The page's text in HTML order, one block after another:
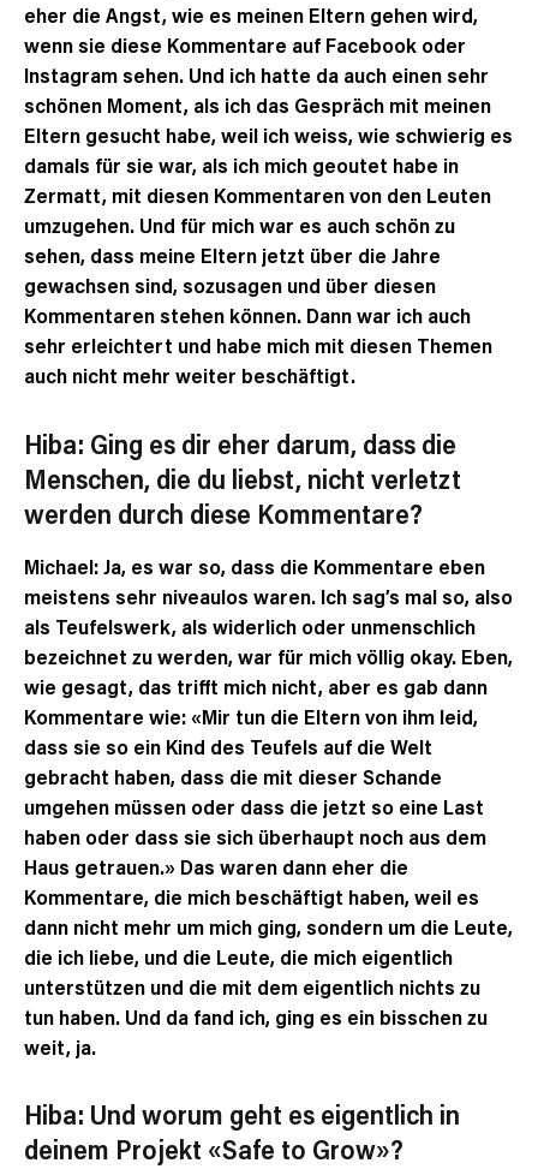
eher die Angst, wie es meinen Eltern gehen wird,
wenn sie diese Kommentare auf Facebook oder
Instagram sehen. Und ich hatte da auch einen sehr
schönen Moment, als ich das Gespräch mit meinen
Eltern gesucht habe, weil ich weiss, wie schwierig es
damals für sie war, als ich mich geoutet habe in
Zermatt, mit diesen Kommentaren von den Leuten
umzugehen. Und für mich war es auch schön zu
sehen, dass meine Eltern jetzt über die Jahre
gewachsen sind, sozusagen und über diesen
Kommentaren stehen können. Dann war ich auch
sehr erleichtert und habe mich mit diesen Themen
auch nicht mehr weiter beschäftigt.
Hiba: Ging es dir eher darum, dass die
Menschen, die du liebst, nicht verletzt
werden durch diese Kommentare?
Michael: Ja, es war so, dass die Kommentare eben
meistens sehr niveaulos waren. Ich sag’s mal so, also
als Teufelswerk, als widerlich oder unmenschlich
bezeichnet zu werden, war für mich völlig okay. Eben,
wie gesagt, das trifft mich nicht, aber es gab dann
Kommentare wie: «Mir tun die Eltern von ihm leid,
dass sie so ein Kind des Teufels auf die Welt
gebracht haben, dass die mit dieser Schande
umgehen müssen oder dass die jetzt so eine Last
haben oder dass sie sich überhaupt noch aus dem
Haus getrauen.» Das waren dann eher die
Kommentare, die mich beschäftigt haben, weil es
dann nicht mehr um mich ging, sondern um die Leute,
die ich liebe, und die Leute, die mich eigentlich
unterstützen und die mit dem eigentlich nichts zu
tun haben. Und da fand ich, ging es ein bisschen zu
weit, ja.
Hiba: Und worum geht es eigentlich in
deinem Projekt «Safe to Grow»?